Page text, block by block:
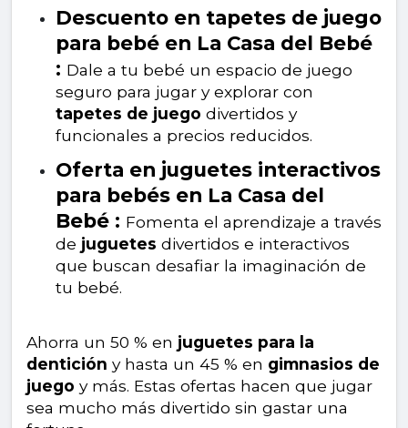
Descuento en tapetes de juego
para bebé en La Casa del Bebé
: Dale a tu bebé un espacio de juego
seguro para jugar y explorar con
tapetes de juego divertidos y
funcionales a precios reducidos.
Oferta en juguetes interactivos
para bebés en La Casa del
Bebé : Fomenta el aprendizaje a través
de juguetes divertidos e interactivos
que buscan desafiar la imaginación de
tu bebé.
Ahorra un 50 % en juguetes para la
dentición y hasta un 45 % en gimnasios de
juego y más. Estas ofertas hacen que jugar
sea mucho más divertido sin gastar una